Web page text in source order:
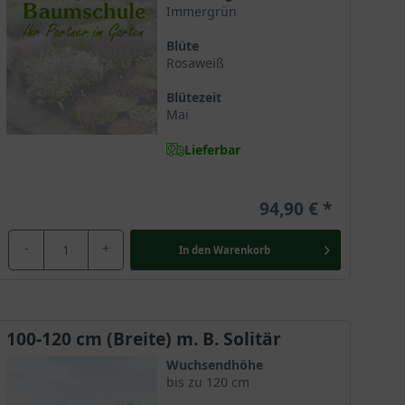
und rundlich, mit dichten und leicht
mit weinroter Zeichnung und gewelltem
von ca. 4 bis 7 cm und eine Breite von ca. 2 bis 4
ist ein Platz, an dem der Rhododendron vor
Immergrün
Blüte
Rosaweiß
Blütezeit
Mai
Lieferbar
94,90 €
- + In den Warenkorb
100-120 cm (Breite) m. B. Solitär
Wuchsendhöhe
bis zu 120 cm